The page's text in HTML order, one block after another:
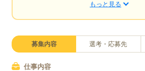
まで全てサポートします！
な？」
「面接の質問には、どんな内容で答え
い！！！
もっと見る
募集内容 選考・応募先
仕事内容